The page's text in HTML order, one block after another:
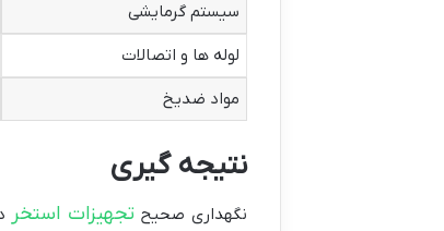
سیستم گرمایشی
لوله ها و اتصالات
مواد ضدیخ
نتیجه گیری
نگهداری صحیح تجهیزات استخر